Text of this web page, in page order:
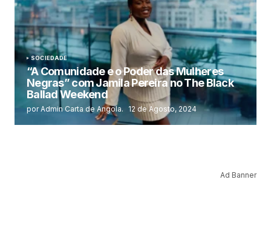
SOCIEDADE
“A Comunidade e o Poder das Mulheres
Negras” com Jamila Pereira no The Black
Ballad Weekend
por Admin Carta de Angola. 12 de Agosto, 2024
Ad Banner